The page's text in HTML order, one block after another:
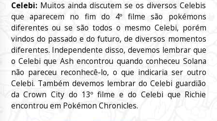
Celebi:Muitos ainda discutem se os diversos Celebis
que aparecem no fim do 4º filme são pokémons
diferentes ou se são todos o mesmo Celebi, porém
vindos do passado e do futuro, de diversos momentos
diferentes. Independente disso, devemos lembrar que
o Celebi que Ash encontrou quando conheceu Solana
não pareceu reconhecê-lo, o que indicaria ser outro
Celebi. Também devemos lembrar do Celebi guardião
da Crown City do 13º filme e do Celebi que Richie
encontrou em Pokémon Chronicles.